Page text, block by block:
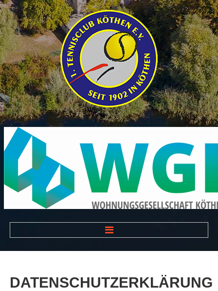
VEREIN
DATENSCHUTZERKLÄRUNG